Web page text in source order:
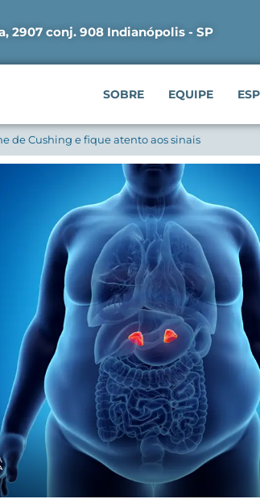
2907 conj. 908 Indianópolis - SP
SOBRE EQUIPE
de Cushing e fique atento aos sinais